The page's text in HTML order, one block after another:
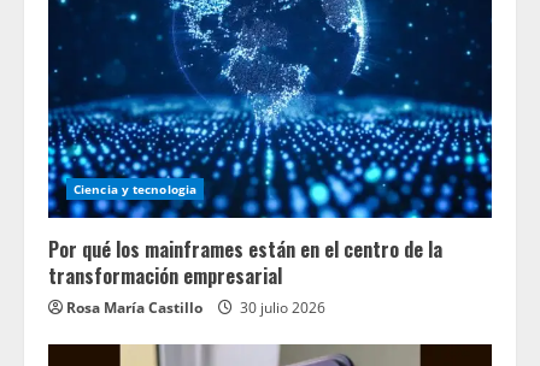
Ciencia y tecnologia
Por qué los mainframes están en el centro de la
transformación empresarial
Rosa María Castillo 30 julio 2026